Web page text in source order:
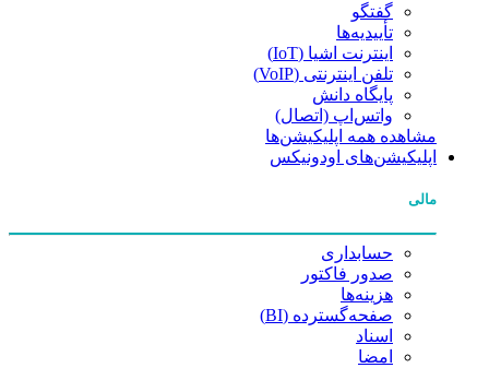
گفتگو
تأییدیه‌ها
اینترنت اشیا (IoT)
تلفن اینترنتی (VoIP)
پایگاه دانش
واتس‌اپ (اتصال)
مشاهده همه اپلیکیشن‌ها
اپلیکیشن‌های اودونیکس
مالی
حسابداری
صدور فاکتور
هزینه‌ها
صفحه‌گسترده (BI)
اسناد
امضا